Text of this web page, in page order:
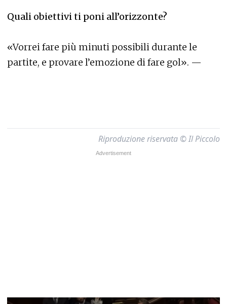
Quali obiettivi ti poni all’orizzonte?
«Vorrei fare più minuti possibili durante le
partite, e provare l’emozione di fare gol». —
Riproduzione riservata © Il Piccolo